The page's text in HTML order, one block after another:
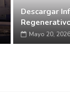
Descargar
Mayo 20, 2026